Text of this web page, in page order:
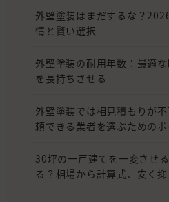
外壁塗装はまだするな？
情と賢い選択
外壁塗装の耐用年数：最適
を長持ちさせる
外壁塗装では相見積もりが
頼できる業者を選ぶためのポ
30坪の一戸建てを一変させ
る？相場から計算式、安く